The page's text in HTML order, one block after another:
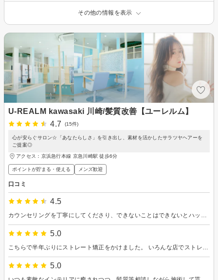
その他の情報を表示
U-REALM kawasaki 川崎/髪質改善【ユーレルム】
4.7
(15件)
心が安らぐサロン☆「あなたらしさ」を引き出し、素材を活かしたサラツヤヘアーを
ご提案◎
アクセス：京浜急行本線 京急川崎駅 徒歩6分
ポイントが貯まる・使える メンズ歓迎
口コミ
4.5
5.0
5.0